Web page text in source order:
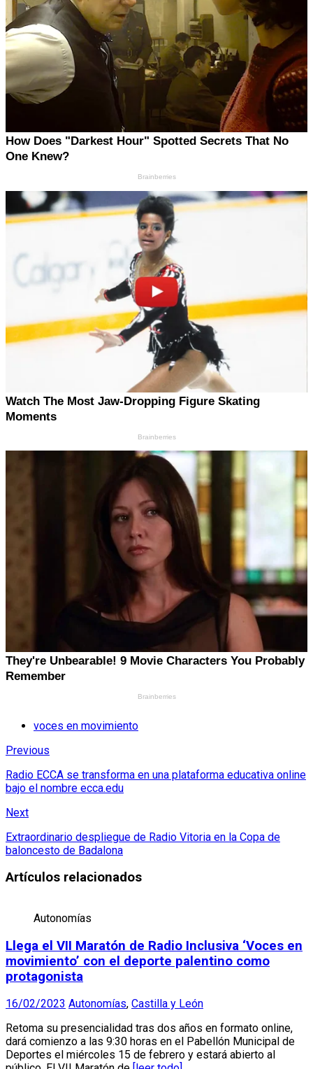
voces en movimiento
Previous
Radio ECCA se transforma en una plataforma educativa online
bajo el nombre ecca.edu
Next
Extraordinario despliegue de Radio Vitoria en la Copa de
baloncesto de Badalona
Artículos relacionados
Autonomías
Llega el VII Maratón de Radio Inclusiva ‘Voces en
movimiento’ con el deporte palentino como
protagonista
16/02/2023 Autonomías, Castilla y León
Retoma su presencialidad tras dos años en formato online,
dará comienzo a las 9:30 horas en el Pabellón Municipal de
Deportes el miércoles 15 de febrero y estará abierto al